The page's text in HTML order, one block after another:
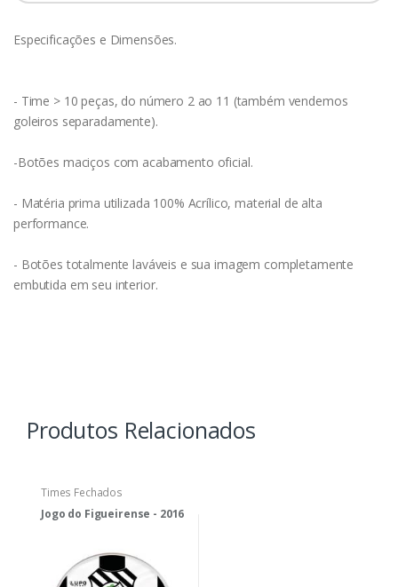
Especificações e Dimensões.
- Time > 10 peças, do número 2 ao 11 (também vendemos
goleiros separadamente).
-Botões maciços com acabamento oficial.
- Matéria prima utilizada 100% Acrílico, material de alta
performance.
- Botões totalmente laváveis e sua imagem completamente
embutida em seu interior.
Produtos Relacionados
Times Fechados
Jogo do Figueirense - 2016